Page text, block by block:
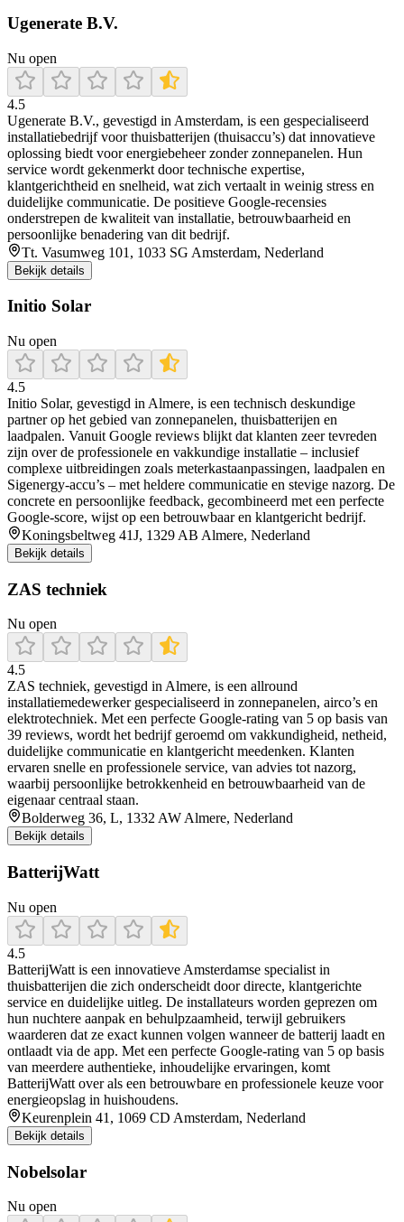
Ugenerate B.V.
Nu open
4.5
Ugenerate B.V., gevestigd in Amsterdam, is een gespecialiseerd
installatiebedrijf voor thuisbatterijen (thuisaccu’s) dat innovatieve
oplossing biedt voor energiebeheer zonder zonnepanelen. Hun
service wordt gekenmerkt door technische expertise,
klantgerichtheid en snelheid, wat zich vertaalt in weinig stress en
duidelijke communicatie. De positieve Google-recensies
onderstrepen de kwaliteit van installatie, betrouwbaarheid en
persoonlijke benadering van dit bedrijf.
Tt. Vasumweg 101, 1033 SG Amsterdam, Nederland
Bekijk details
Initio Solar
Nu open
4.5
Initio Solar, gevestigd in Almere, is een technisch deskundige
partner op het gebied van zonnepanelen, thuisbatterijen en
laadpalen. Vanuit Google reviews blijkt dat klanten zeer tevreden
zijn over de professionele en vakkundige installatie – inclusief
complexe uitbreidingen zoals meterkastaanpassingen, laadpalen en
Sigenergy-accu’s – met heldere communicatie en stevige nazorg. De
concrete en persoonlijke feedback, gecombineerd met een perfecte
Google-score, wijst op een betrouwbaar en klantgericht bedrijf.
Koningsbeltweg 41J, 1329 AB Almere, Nederland
Bekijk details
ZAS techniek
Nu open
4.5
ZAS techniek, gevestigd in Almere, is een allround
installatiemedewerker gespecialiseerd in zonnepanelen, airco’s en
elektrotechniek. Met een perfecte Google-rating van 5 op basis van
39 reviews, wordt het bedrijf geroemd om vakkundigheid, netheid,
duidelijke communicatie en klantgericht meedenken. Klanten
ervaren snelle en professionele service, van advies tot nazorg,
waarbij persoonlijke betrokkenheid en betrouwbaarheid van de
eigenaar centraal staan.
Bolderweg 36, L, 1332 AW Almere, Nederland
Bekijk details
BatterijWatt
Nu open
4.5
BatterijWatt is een innovatieve Amsterdamse specialist in
thuisbatterijen die zich onderscheidt door directe, klantgerichte
service en duidelijke uitleg. De installateurs worden geprezen om
hun nuchtere aanpak en behulpzaamheid, terwijl gebruikers
waarderen dat ze exact kunnen volgen wanneer de batterij laadt en
ontlaadt via de app. Met een perfecte Google-rating van 5 op basis
van meerdere authentieke, inhoudelijke ervaringen, komt
BatterijWatt over als een betrouwbare en professionele keuze voor
energieopslag in huishoudens.
Keurenplein 41, 1069 CD Amsterdam, Nederland
Bekijk details
Nobelsolar
Nu open